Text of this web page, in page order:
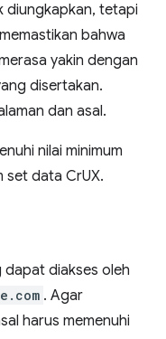
diungkapkan, tetapi
bahwa
yakin dengan
disertakan.
dan asal.
nilai minimum
set data CrUX.
dapat diakses oleh
. Agar
harus memenuhi